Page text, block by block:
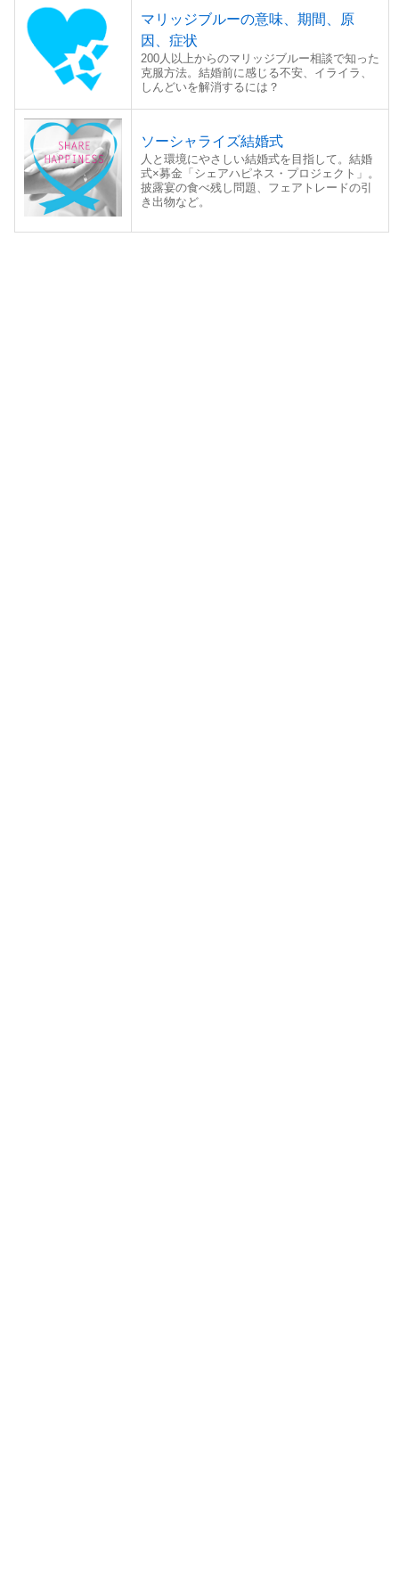
マリッジブルーの意味、期間、原
因、症状
200人以上からのマリッジブルー相談で知った
克服方法。結婚前に感じる不安、イライラ、
しんどいを解消するには？
ソーシャライズ結婚式
人と環境にやさしい結婚式を目指して。結婚
式×募金「シェアハピネス・プロジェクト」。
披露宴の食べ残し問題、フェアトレードの引
き出物など。